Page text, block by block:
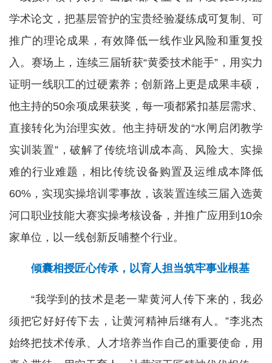
学术论文，把基层管护的宝贵经验凝练成可复制、可
推广的理论成果，有效降低一线作业风险和重复投
入。赛场上，连续三届斩获“黄委技术能手”，用实力
证明一线职工的过硬素养；创新路上更是成果丰硕，
他主持的50余项成果获奖，每一项都紧扣基层需求、
直接转化为治理实效。他主持研发的“水闸启闭教学
实训装置”，破解了传统培训成本高、风险大、实操
难的行业难题，相比传统设备购置及运维成本降低
60%，实现实操培训零事故，该装置连续三届入选黄
河口职业技能大赛实操考核设备，并推广应用到10余
家单位，以一线创新反哺整个行业。
倾囊相授匠心传承，以育人担当筑牢事业根基
“我学到的技术是老一辈黄河人传下来的，我必
须把它好好传下去，让黄河精神后继有人。”李兆杰
始终把技术传承、人才培养当作自己的重要使命，用